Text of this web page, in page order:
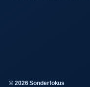
© 2026 Sonderfokus